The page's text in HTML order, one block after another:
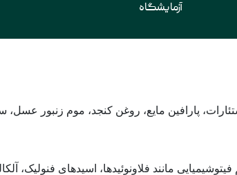
آزمایشگاه
پارافین مایع، روغن کنجد، موم زنبور عسل،
مانند فلاونوئیدها، اسیدهای فنولیک،